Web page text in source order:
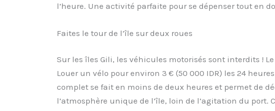
l’heure. Une activité parfaite pour se dépenser tout en
Faites le tour de l’île sur deux roues
Sur les îles Gili, les véhicules motorisés sont interdits !
Louer un vélo pour environ 3 € (50 000 IDR) les 24
complet se fait en moins de deux heures et permet de
l’atmosphère unique de l’île, loin de l’agitation du port.